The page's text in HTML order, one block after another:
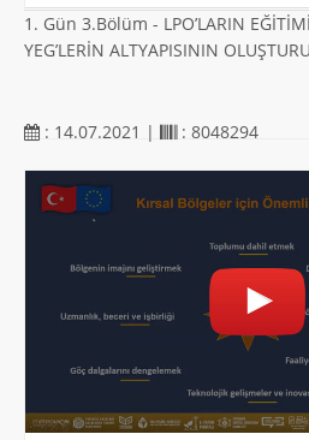
1. Gün 3.Bölüm - LPO’LARIN
YEG’LERİN ALTYAPISININ
: 14.07.2021 | : 8048294